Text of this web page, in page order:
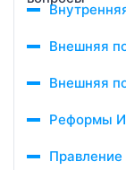
Внешняя
Внешняя
Реформы
Правление